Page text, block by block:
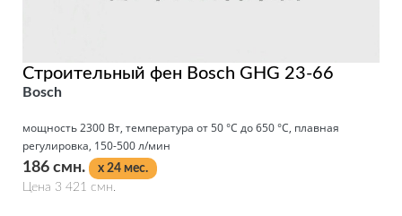
Строительный фен Bosch GHG 23-66
Bosch
мощность 2300 Вт, температура от 50 °С до 650 °С, плавная
регулировка, 150-500 л/мин
186 смн.
x 24 мес.
Цена 3 421 смн.